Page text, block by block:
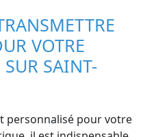
VOTRE
SUR SAINT-
personnalisé pour votre